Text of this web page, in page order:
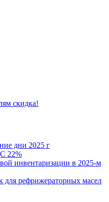
скидка!
дни 2025 г
22%
инвентаризации в 2025-м
для рефрижераторных масел